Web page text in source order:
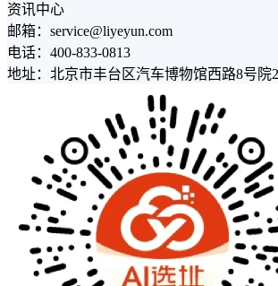
资讯中心
邮箱：service@liyeyun.com
电话：400-833-0813
地址：北京市丰台区汽车博物馆西路8号院